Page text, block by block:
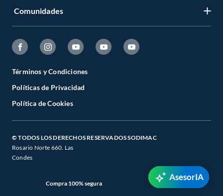
Comunidades
Términos y Condiciones
Políticas de Privacidad
Política de Cookies
© TODOS LOS DERECHOS RESERVADOS SODIMAC
Rosario Norte 660. Las
Condes
Compra 100% segura
AsesorIA